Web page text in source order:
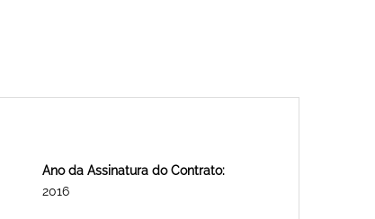
Ano da Assinatura do Contrato:
2016